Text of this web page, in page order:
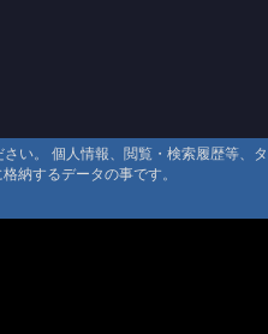
い。 個人情報、閲覧・検索履歴等、
納するデータの事です。